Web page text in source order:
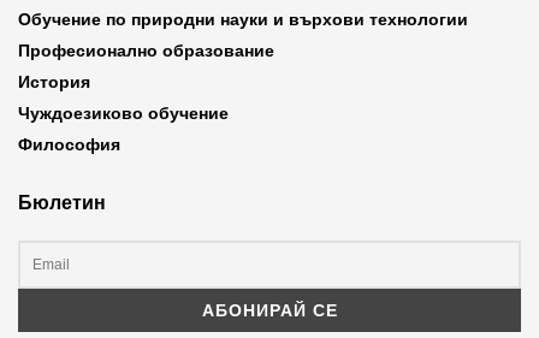
Обучение по природни науки и върхови технологии
Професионално образование
История
Чуждоезиково обучение
Философия
Бюлетин